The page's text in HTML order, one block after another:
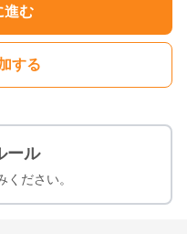
進む
する
ール
ください。